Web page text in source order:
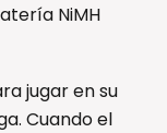
NiMH
jugar en su
Cuando el